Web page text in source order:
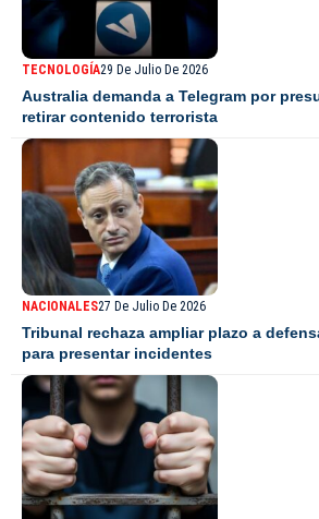
TECNOLOGÍA29 De Julio De 2026
Australia demanda a Telegram por
retirar contenido terrorista
NACIONALES27 De Julio De 2026
Tribunal rechaza ampliar plazo a
para presentar incidentes